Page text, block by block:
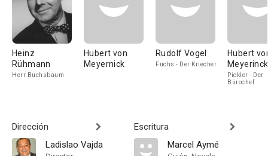
Heinz
Rühmann
Herr Buchsbaum
Hubert von
Meyernick
Rudolf Vogel
Fuchs - Der Kriecher
Hubert
Meyerinck
Pickler - Der
Bürochef
Dirección
Ladislao Vajda
Escritura
Marcel Aymé